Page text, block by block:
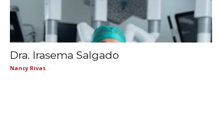
Dra. Irasema Salgado
Nancy Rivas -